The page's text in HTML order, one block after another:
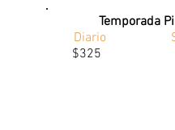
Temporada
Diario
$325